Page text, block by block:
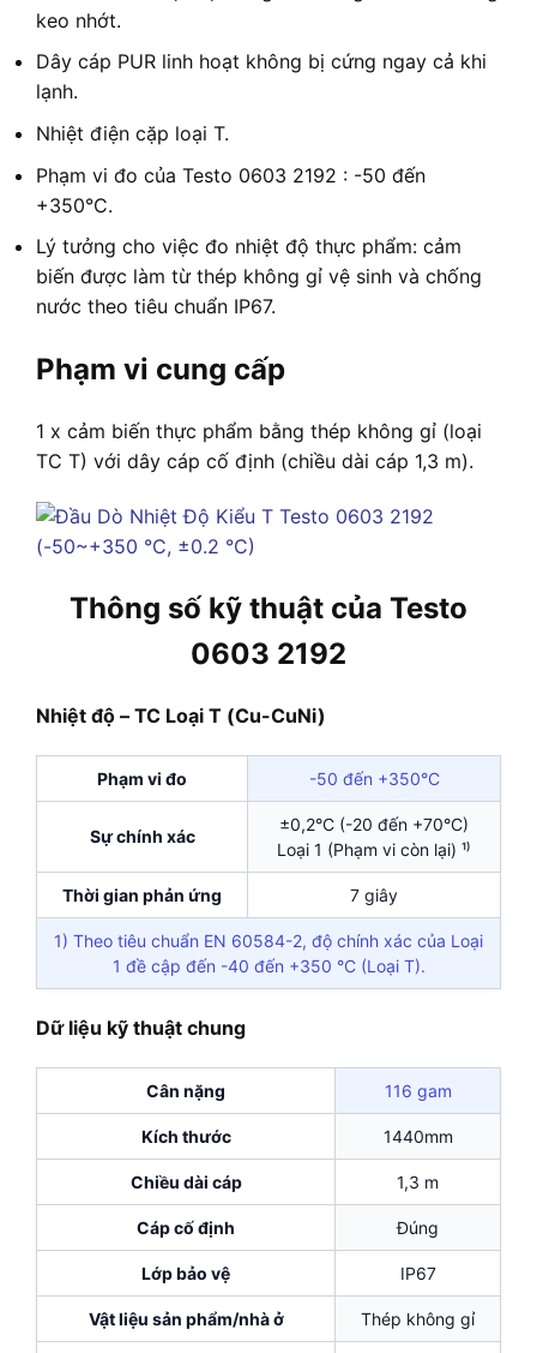
keo nhớt.
Dây cáp PUR linh hoạt không bị cứng ngay cả khi
lạnh.
Nhiệt điện cặp loại T.
Phạm vi đo của Testo 0603 2192 : -50 đến
+350°C.
Lý tưởng cho việc đo nhiệt độ thực phẩm: cảm
biến được làm từ thép không gỉ vệ sinh và chống
nước theo tiêu chuẩn IP67.
Phạm vi cung cấp
1 x cảm biến thực phẩm bằng thép không gỉ (loại
TC T) với dây cáp cố định (chiều dài cáp 1,3 m).
Thông số kỹ thuật của Testo
0603 2192
Nhiệt độ – TC Loại T (Cu-CuNi)
Phạm vi đo -50 đến +350°C
Sự chính xác
±0,2°C (-20 đến +70°C)
Loại 1 (Phạm vi còn lại) ¹⁾
Thời gian phản ứng 7 giây
1) Theo tiêu chuẩn EN 60584-2, độ chính xác của Loại
1 đề cập đến -40 đến +350 °C (Loại T).
Dữ liệu kỹ thuật chung
Cân nặng 116 gam
Kích thước 1440mm
Chiều dài cáp 1,3 m
Cáp cố định Đúng
Lớp bảo vệ IP67
Vật liệu sản phẩm/nhà ở Thép không gỉ